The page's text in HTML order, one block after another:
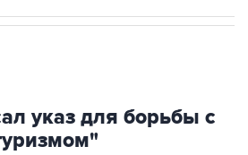
указ для борьбы с